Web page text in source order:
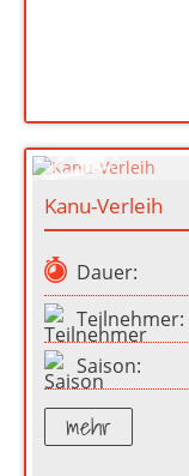
Kanu-Verleih
Dauer:
Teilnehmer:
Saison:
mehr